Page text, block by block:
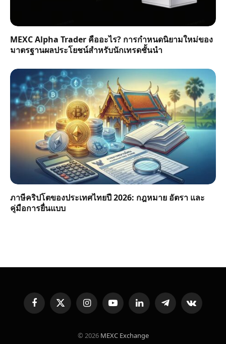
MEXC Alpha Trader คืออะไร? การกำหนดนิยามใหม่ของ
มาตรฐานผลประโยชน์สำหรับนักเทรดชั้นนำ
ภาษีคริปโตของประเทศไทยปี 2026: กฎหมาย อัตรา และ
คู่มือการยื่นแบบ
FacebookX
(Twitter)
InstagramYouTubeLinkedInTelegramVKontakte
© 2026 MEXC Exchange